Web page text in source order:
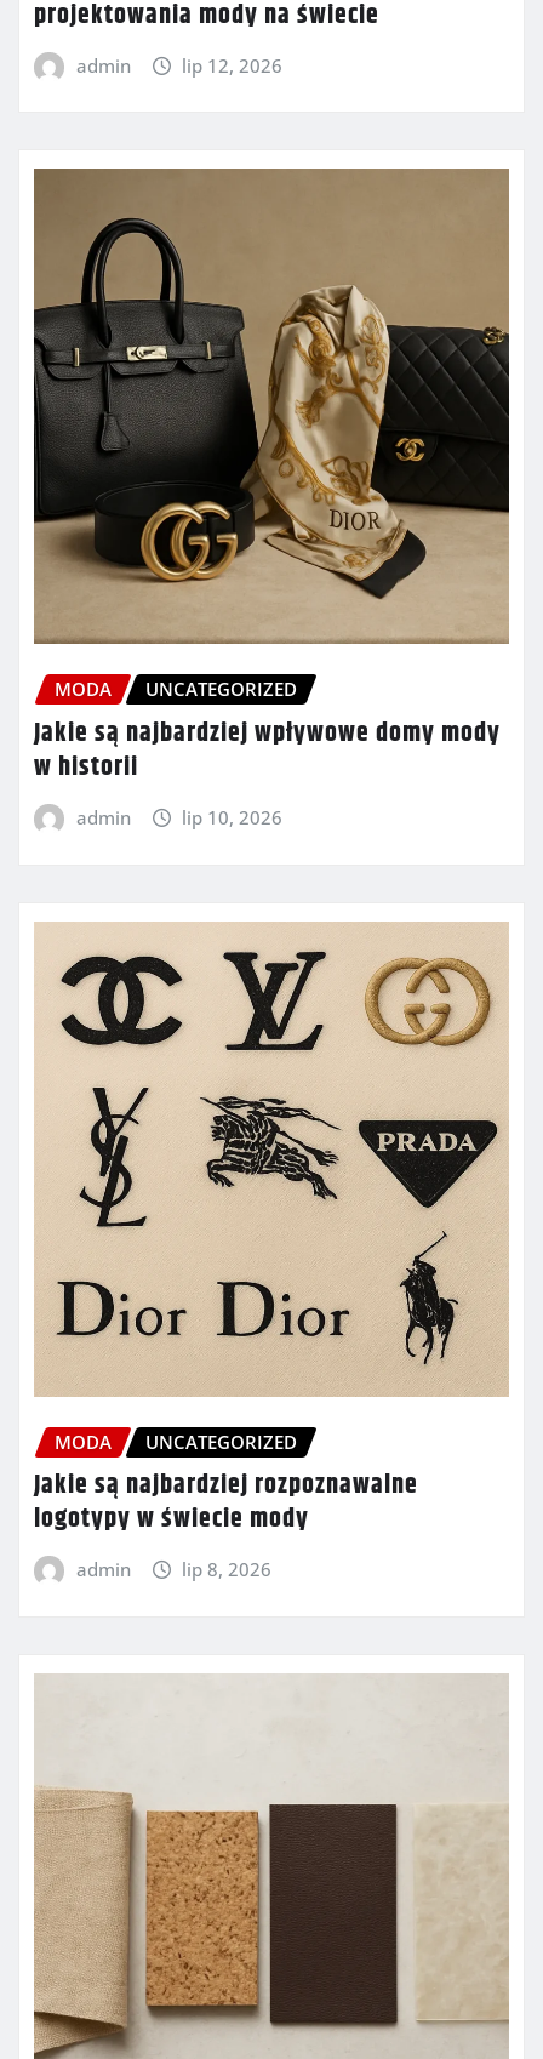
projektowania mody na świecie
admin lip 12, 2026
MODA UNCATEGORIZED
Jakie są najbardziej wpływowe domy mody
w historii
admin lip 10, 2026
MODA UNCATEGORIZED
Jakie są najbardziej rozpoznawalne
logotypy w świecie mody
admin lip 8, 2026